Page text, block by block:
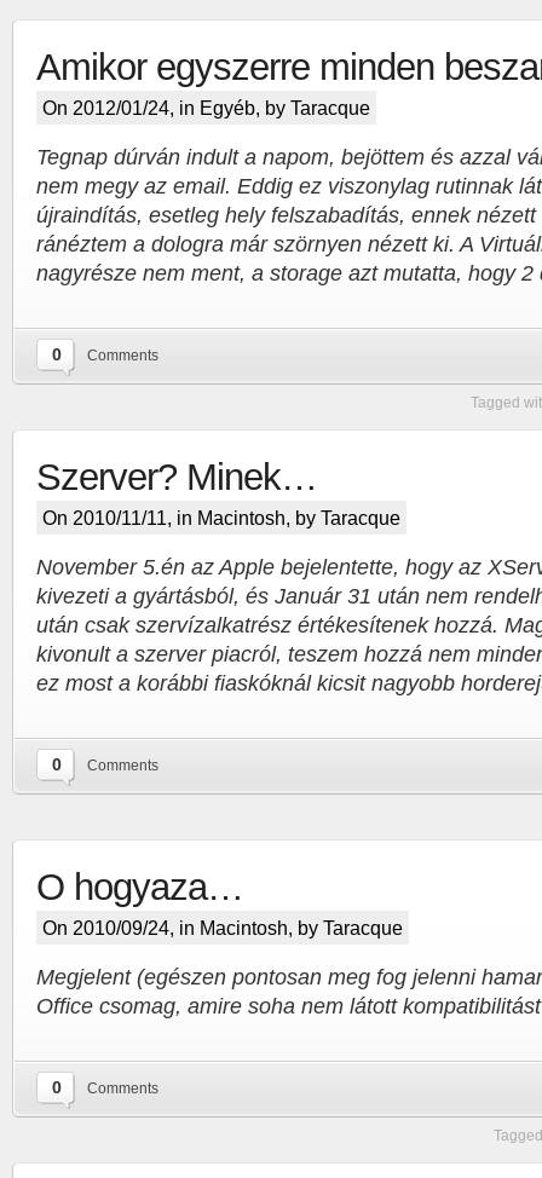
Amikor egyszerre minden
On 2012/01/24, in Egyéb, by Taracque
Tegnap dúrván indult a napom, bejöttem és azzal
nem megy az email. Eddig ez viszonylag rutinnak
újraindítás, esetleg hely felszabadítás, ennek
ránéztem a dologra már szörnyen nézett ki. A
nagyrésze nem ment, a storage azt mutatta, hogy
0 Comments
Tagged
Szerver? Minek…
On 2010/11/11, in Macintosh, by Taracque
November 5.én az Apple bejelentette, hogy az
kivezeti a gyártásból, és Január 31 után nem
után csak szervízalkatrész értékesítenek hozzá.
kivonult a szerver piacról, teszem hozzá nem
ez most a korábbi fiaskóknál kicsit nagyobb
0 Comments
O hogyaza…
On 2010/09/24, in Macintosh, by Taracque
Megjelent (egészen pontosan meg fog jelenni
Office csomag, amire soha nem látott
0 Comments